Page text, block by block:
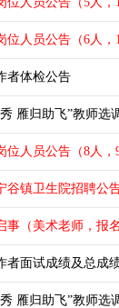
人员公告（6人，
者体检公告
雁归助飞”教师选
人员公告（8人，
镇卫生院招聘公
（美术老师，报名
者面试成绩及总成
雁归助飞”教师选